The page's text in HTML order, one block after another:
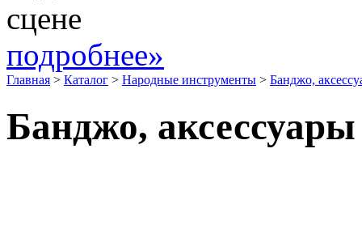
сцене
подробнее»
Главная > Каталог > Народные инструменты > Банджо,
Банджо, аксессуары